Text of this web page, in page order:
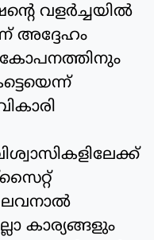
വളര്‍ച്ചയില്‍
അദ്ദേഹം
കാര്യങ്ങളും